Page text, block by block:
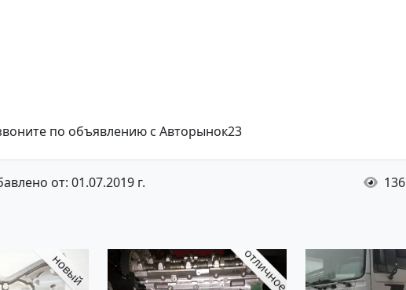
по объявлению с Авторынок23
от: 01.07.2019 г.